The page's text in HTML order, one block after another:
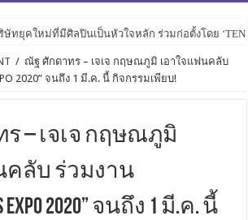
ษัทยุคใหม่ที่มีศิลปินเป็นหัวใจหลัก ร่วมก่อตั้งโดย
/ ณัฐ ศักดาทร – เจเจ กฤษณภูมิ เอาใจแฟนคลับ
2020” จนถึง 1 มี.ค. นี้ กิจกรรมเพียบ!
– เจเจ กฤษณภูมิ
คลับ ร่วมงาน
EXPO 2020” จนถึง 1 มี.ค. นี้